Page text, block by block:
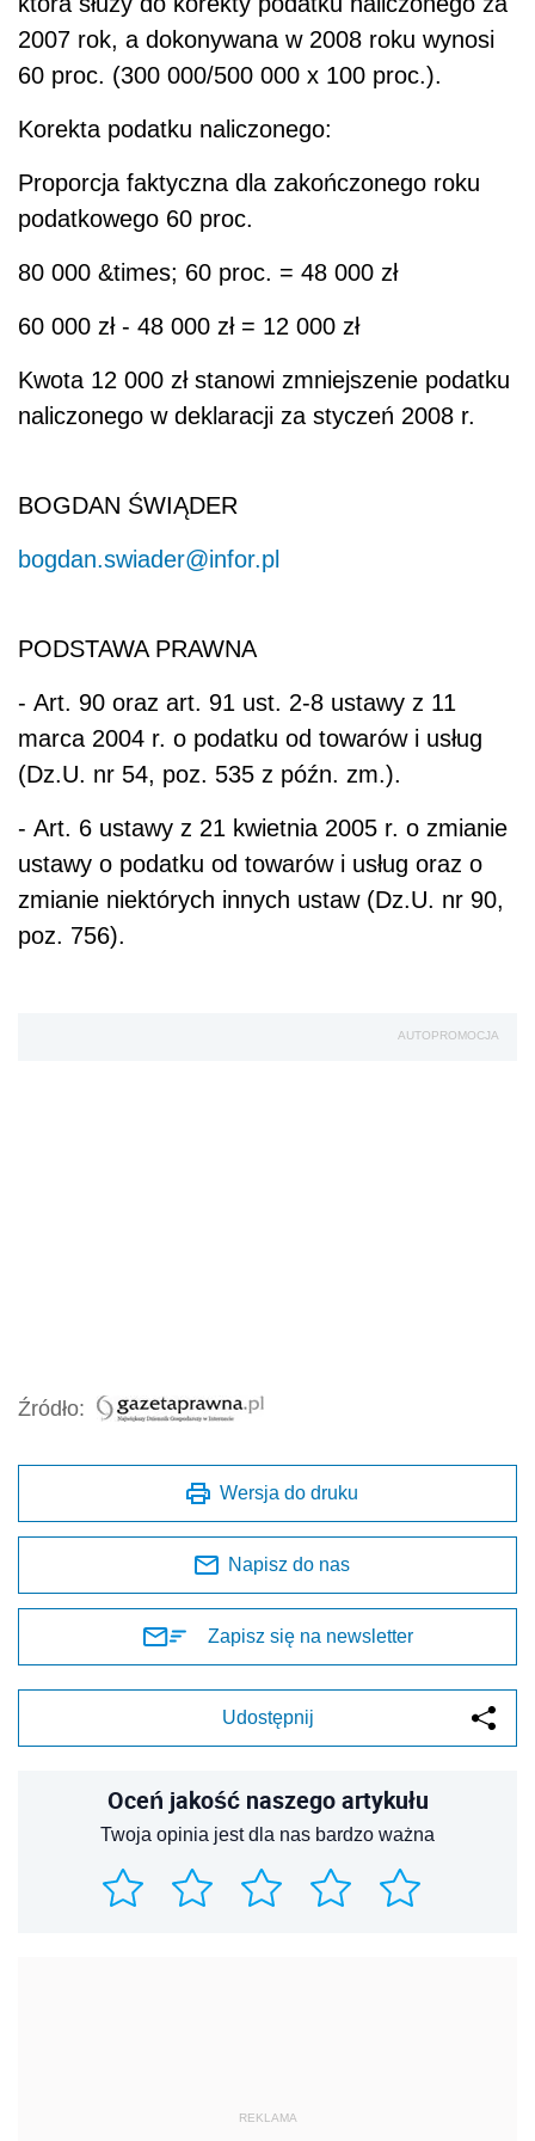
2007 rok, a dokonywana w 2008 roku wynosi
60 proc. (300 000/500 000 x 100 proc.).
Korekta podatku naliczonego:
Proporcja faktyczna dla zakończonego roku
podatkowego 60 proc.
80 000 &times; 60 proc. = 48 000 zł
60 000 zł - 48 000 zł = 12 000 zł
Kwota 12 000 zł stanowi zmniejszenie podatku
naliczonego w deklaracji za styczeń 2008 r.
BOGDAN ŚWIĄDER
bogdan.swiader@infor.pl
PODSTAWA PRAWNA
- Art. 90 oraz art. 91 ust. 2-8 ustawy z 11
marca 2004 r. o podatku od towarów i usług
(Dz.U. nr 54, poz. 535 z późn. zm.).
- Art. 6 ustawy z 21 kwietnia 2005 r. o zmianie
ustawy o podatku od towarów i usług oraz o
zmianie niektórych innych ustaw (Dz.U. nr 90,
poz. 756).
AUTOPROMOCJA
Źródło:
Wersja do druku
Napisz do nas
Zapisz się na newsletter
Udostępnij
Oceń jakość naszego artykułu
Twoja opinia jest dla nas bardzo ważna
REKLAMA